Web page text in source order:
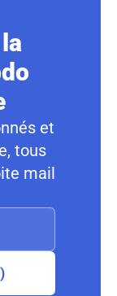
et
tous
mail